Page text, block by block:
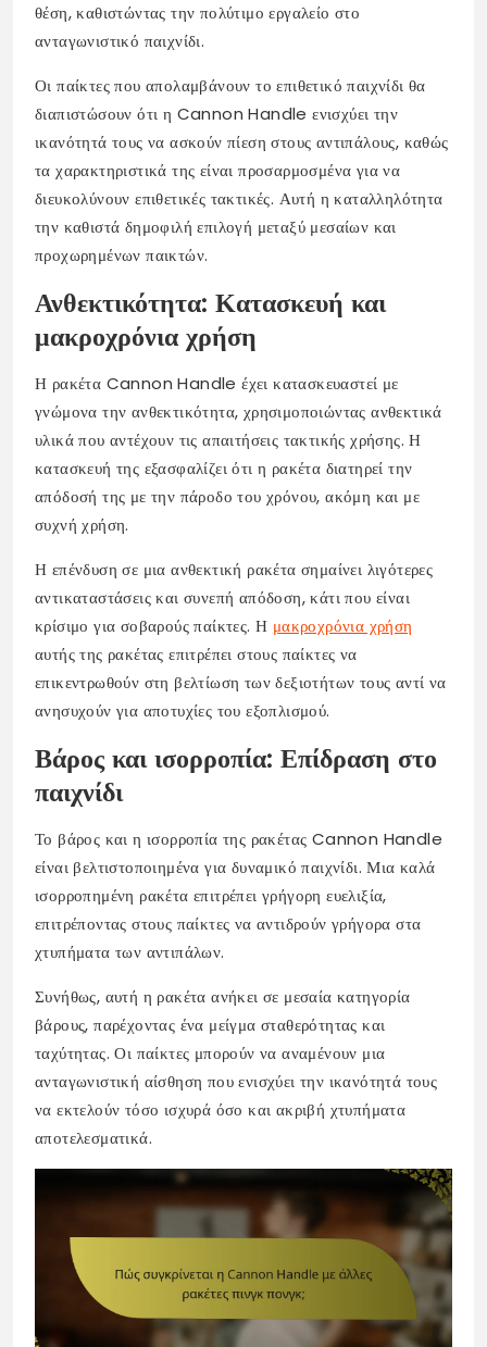
θέση, καθιστώντας την πολύτιμο εργαλείο στο
ανταγωνιστικό παιχνίδι.
Οι παίκτες που απολαμβάνουν το επιθετικό παιχνίδι θα
διαπιστώσουν ότι η Cannon Handle ενισχύει την
ικανότητά τους να ασκούν πίεση στους αντιπάλους, καθώς
τα χαρακτηριστικά της είναι προσαρμοσμένα για να
διευκολύνουν επιθετικές τακτικές. Αυτή η καταλληλότητα
την καθιστά δημοφιλή επιλογή μεταξύ μεσαίων και
προχωρημένων παικτών.
Ανθεκτικότητα: Κατασκευή και
μακροχρόνια χρήση
Η ρακέτα Cannon Handle έχει κατασκευαστεί με
γνώμονα την ανθεκτικότητα, χρησιμοποιώντας ανθεκτικά
υλικά που αντέχουν τις απαιτήσεις τακτικής χρήσης. Η
κατασκευή της εξασφαλίζει ότι η ρακέτα διατηρεί την
απόδοσή της με την πάροδο του χρόνου, ακόμη και με
συχνή χρήση.
Η επένδυση σε μια ανθεκτική ρακέτα σημαίνει λιγότερες
αντικαταστάσεις και συνεπή απόδοση, κάτι που είναι
κρίσιμο για σοβαρούς παίκτες. Η μακροχρόνια χρήση
αυτής της ρακέτας επιτρέπει στους παίκτες να
επικεντρωθούν στη βελτίωση των δεξιοτήτων τους αντί να
ανησυχούν για αποτυχίες του εξοπλισμού.
Βάρος και ισορροπία: Επίδραση στο
παιχνίδι
Το βάρος και η ισορροπία της ρακέτας Cannon Handle
είναι βελτιστοποιημένα για δυναμικό παιχνίδι. Μια καλά
ισορροπημένη ρακέτα επιτρέπει γρήγορη ευελιξία,
επιτρέποντας στους παίκτες να αντιδρούν γρήγορα στα
χτυπήματα των αντιπάλων.
Συνήθως, αυτή η ρακέτα ανήκει σε μεσαία κατηγορία
βάρους, παρέχοντας ένα μείγμα σταθερότητας και
ταχύτητας. Οι παίκτες μπορούν να αναμένουν μια
ανταγωνιστική αίσθηση που ενισχύει την ικανότητά τους
να εκτελούν τόσο ισχυρά όσο και ακριβή χτυπήματα
αποτελεσματικά.